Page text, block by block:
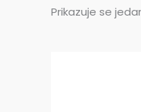
Prikazuje se